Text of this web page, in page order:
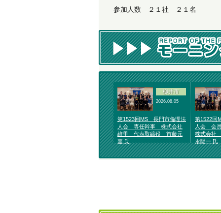
参加人数 ２１社 ２１名
柳井市
2026.08.05
第1523回MS 長門市倫理法
人会 専任幹事 株式会社
維里 代表取締役 首藤元
嘉 氏
第1522回
人会 会
株式会社
永陽一 氏